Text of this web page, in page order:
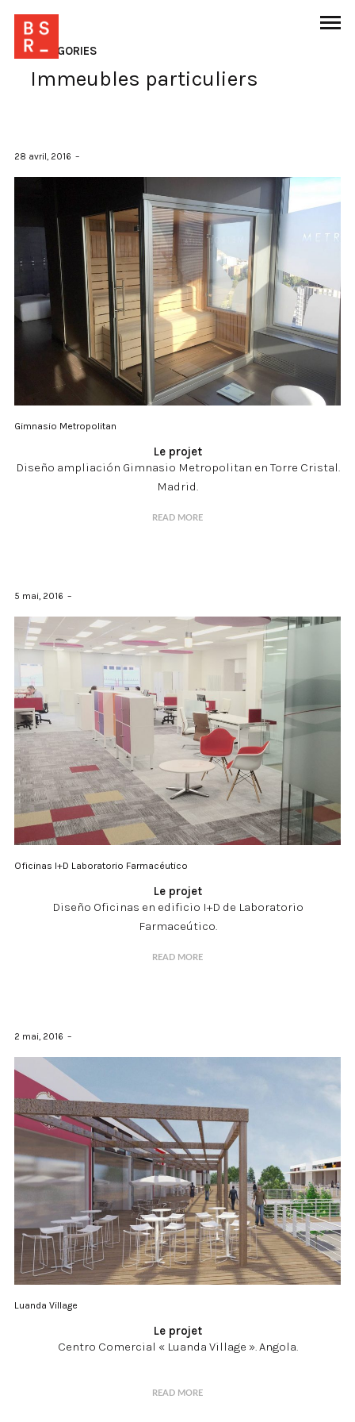
CATÉGORIES
Immeubles particuliers
28 avril, 2016
Gimnasio Metropolitan
Le projet
Diseño ampliación Gimnasio Metropolitan en Torre Cristal.
Madrid.
READ MORE
5 mai, 2016
Oficinas I+D Laboratorio Farmacéutico
Le projet
Diseño Oficinas en edificio I+D de Laboratorio
Farmaceútico.
READ MORE
2 mai, 2016
Luanda Village
Le projet
Centro Comercial « Luanda Village ». Angola.
READ MORE